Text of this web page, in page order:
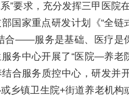
”要求，充分发挥三甲医院
国家重点研发计划《“全
合——服务是基础、医疗是
服务中心开展了“医院—养
合服务质控中心，研发并
或乡镇卫生院+街道养老机